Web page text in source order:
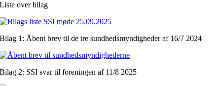
Liste over bilag
Bilag 1: Åbent brev til de tre sundhedsmyndigheder af 16/7 2024
Bilag 2: SSI svar til foreningen af 11/8 2025